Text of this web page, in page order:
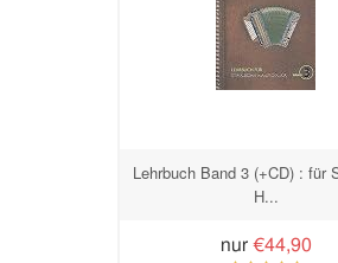
Lehrbuch Band 3 (+CD) : für
H...
nur €44,90